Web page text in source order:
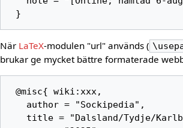
När LaTeX-modulen "url" används (
brukar ge mycket bättre formaterade